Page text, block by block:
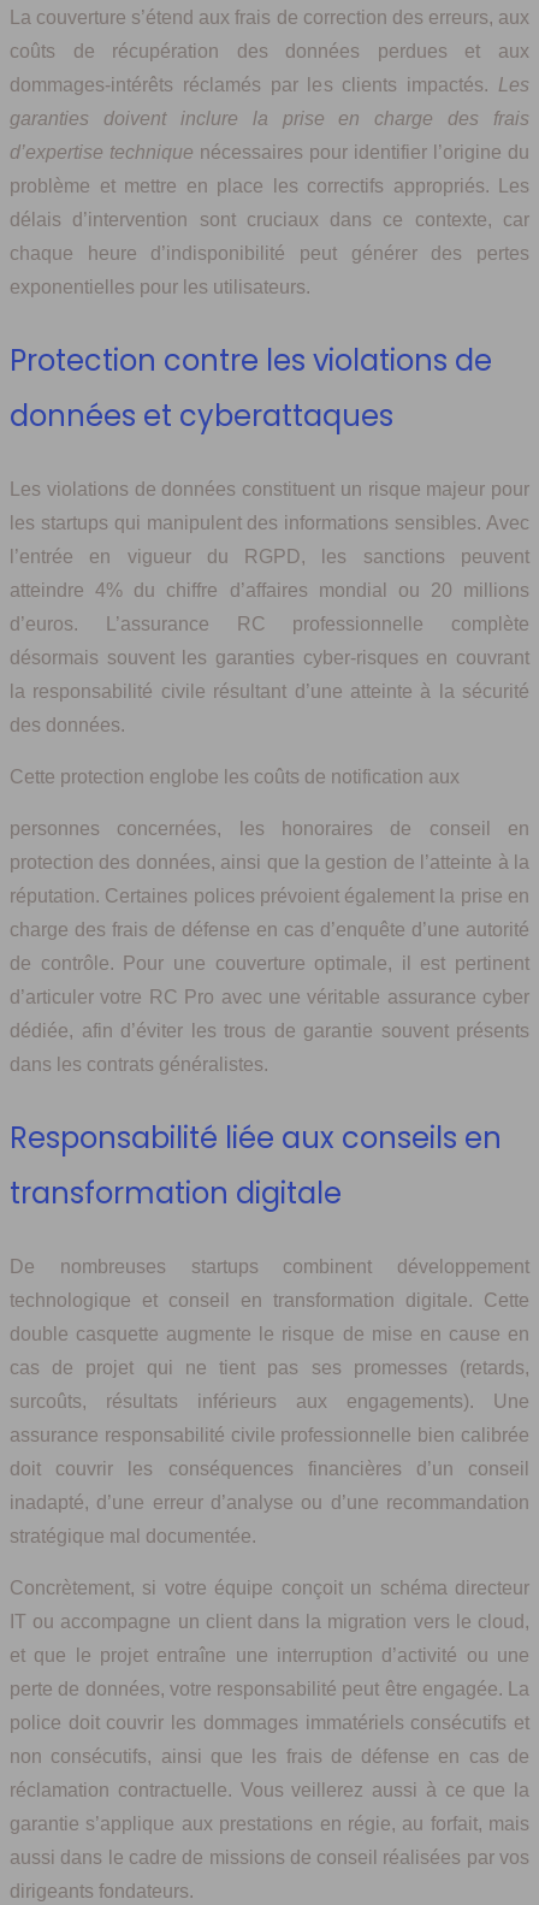
La couverture s’étend aux frais de correction des erreurs, aux
coûts de récupération des données perdues et aux
dommages-intérêts réclamés par les clients impactés. Les
garanties doivent inclure la prise en charge des frais
d’expertise technique nécessaires pour identifier l’origine du
problème et mettre en place les correctifs appropriés. Les
délais d’intervention sont cruciaux dans ce contexte, car
chaque heure d’indisponibilité peut générer des pertes
exponentielles pour les utilisateurs.
Protection contre les violations de
données et cyberattaques
Les violations de données constituent un risque majeur pour
les startups qui manipulent des informations sensibles. Avec
l’entrée en vigueur du RGPD, les sanctions peuvent
atteindre 4% du chiffre d’affaires mondial ou 20 millions
d’euros. L’assurance RC professionnelle complète
désormais souvent les garanties cyber-risques en couvrant
la responsabilité civile résultant d’une atteinte à la sécurité
des données.
Cette protection englobe les coûts de notification aux
personnes concernées, les honoraires de conseil en
protection des données, ainsi que la gestion de l’atteinte à la
réputation. Certaines polices prévoient également la prise en
charge des frais de défense en cas d’enquête d’une autorité
de contrôle. Pour une couverture optimale, il est pertinent
d’articuler votre RC Pro avec une véritable assurance cyber
dédiée, afin d’éviter les trous de garantie souvent présents
dans les contrats généralistes.
Responsabilité liée aux conseils en
transformation digitale
De nombreuses startups combinent développement
technologique et conseil en transformation digitale. Cette
double casquette augmente le risque de mise en cause en
cas de projet qui ne tient pas ses promesses (retards,
surcoûts, résultats inférieurs aux engagements). Une
assurance responsabilité civile professionnelle bien calibrée
doit couvrir les conséquences financières d’un conseil
inadapté, d’une erreur d’analyse ou d’une recommandation
stratégique mal documentée.
Concrètement, si votre équipe conçoit un schéma directeur
IT ou accompagne un client dans la migration vers le cloud,
et que le projet entraîne une interruption d’activité ou une
perte de données, votre responsabilité peut être engagée. La
police doit couvrir les dommages immatériels consécutifs et
non consécutifs, ainsi que les frais de défense en cas de
réclamation contractuelle. Vous veillerez aussi à ce que la
garantie s’applique aux prestations en régie, au forfait, mais
aussi dans le cadre de missions de conseil réalisées par vos
dirigeants fondateurs.